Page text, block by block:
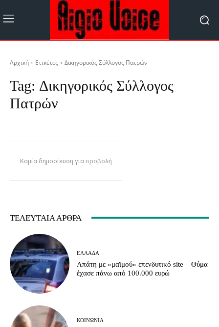
Αρχική Ετικέτες Δικηγορικός Σύλλογος Πατρών
Tag: Δικηγορικός Σύλλογος
Πατρών
Καμία δημοσίευση για προβολή
ΤΕΛΕΥΤΑΊΑ ΆΡΘΡΑ
ΕΛΛΆΔΑ
Απάτη με «μαϊμού» επενδυτικό site – Θύμα
έχασε πάνω από 100.000 ευρώ
ΚΟΙΝΩΝΊΑ